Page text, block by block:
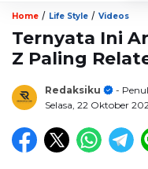
Home / Life Style / Videos
Ternyata Ini
Z Paling
Redaksiku
-
Selasa, 22 Oktober